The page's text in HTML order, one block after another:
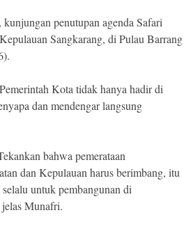
penutupan agenda Safari
Sangkarang, di Pulau Barrang
Kota tidak hanya hadir di
dan mendengar langsung
bahwa pemerataan
dan Kepulauan harus berimbang, itu
untuk pembangunan di
Munafri.